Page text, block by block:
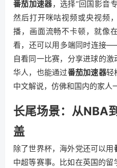
番茄加速器，选择“回国影音
然后打开咪咕视频或央视频
播，画面流畅不卡顿，就像
看，还可以用多端同时连接
自看同一比赛，分享进球的
华人，也能通过番茄加速器轻
中文解说，仿佛和国内的家人
长尾场景：从NBA
盖
除了世界杯，海外党还可以用
中超等赛事。比如在英国的